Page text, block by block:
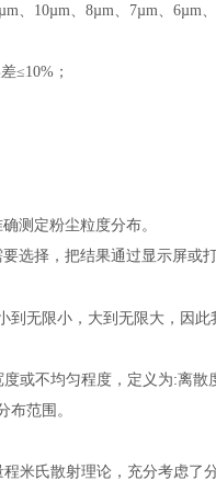
、10µm、8µm、7µm、6µm、
≤10%；
测定粉尘粒度分布。
选择，把结果通过显示屏或
无限小，大到无限大，因
或不均匀程度，定义为:离散
范围。
米氏散射理论，充分考虑了